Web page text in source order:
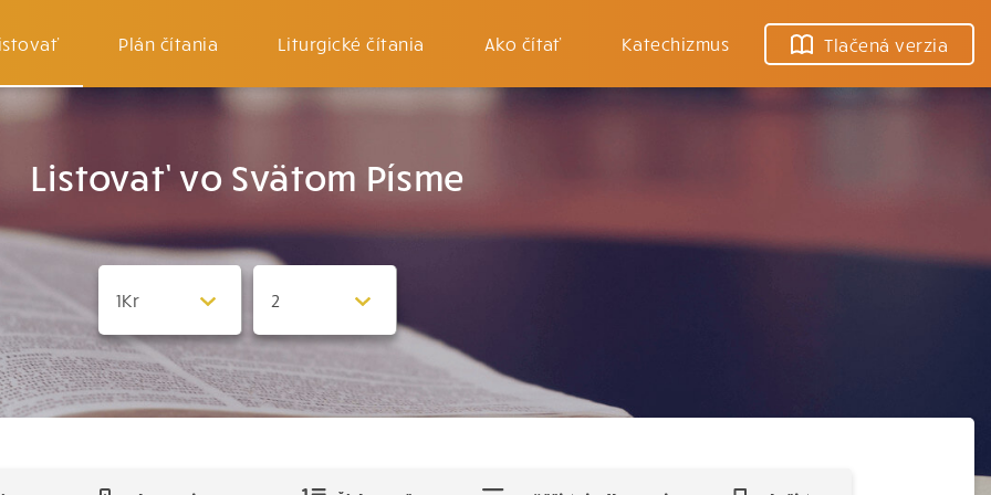
Plán čítania Liturgické čítania Ako čítať Katechizmus Tlačená verzia
Listovať vo Svätom Písme